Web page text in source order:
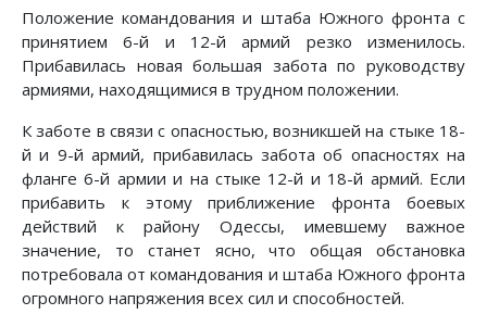
Положение командования и штаба Южного фронта с
принятием 6-й и 12-й армий резко изменилось.
Прибавилась новая большая за­бота по руководству
армиями, находящимися в трудном по­ложении.
К заботе в связи с опасностью, возникшей на стыке 18-
й и 9-й армий, прибавилась забота об опасностях на
фланге 6-й армии и на стыке 12-й и 18-й армий. Если
прибавить к этому приближение фронта боевых
действий к району Одес­сы, имевшему важное
значение, то станет ясно, что общая обстановка
потребовала от командования и штаба Южного фронта
огромного напряжения всех сил и способностей.